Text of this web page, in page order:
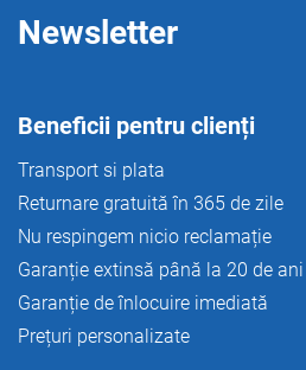
Newsletter
Beneficii pentru clienți
Transport si plata
Returnare gratuită în 365 de zile
Nu respingem nicio reclamație
Garanție extinsă până la 20 de ani
Garanție de înlocuire imediată
Prețuri personalizate